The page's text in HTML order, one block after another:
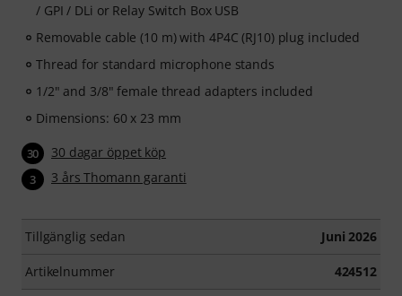
/ GPI / DLi or Relay Switch Box USB
Removable cable (10 m) with 4P4C (RJ10) plug included
Thread for standard microphone stands
1/2" and 3/8" female thread adapters included
Dimensions: 60 x 23 mm
30 30 dagar öppet köp
3 3 års Thomann garanti
Tillgänglig sedan Juni 2026
Artikelnummer 424512